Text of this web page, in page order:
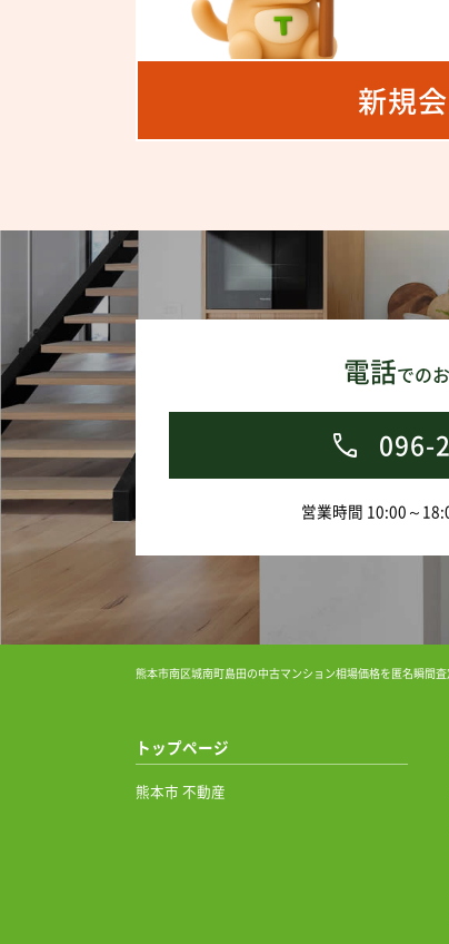
新規
電話での
096-
営業時間 10:00～
熊本市南区城南町島田の中古マンション相場価格を匿名瞬間
トップページ
熊本市 不動産